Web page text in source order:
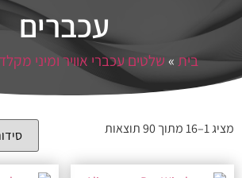
עכברים
בית» שלטים עכברי אוויר ומיני
מציג 1–16 מתוך 90 תוצאות